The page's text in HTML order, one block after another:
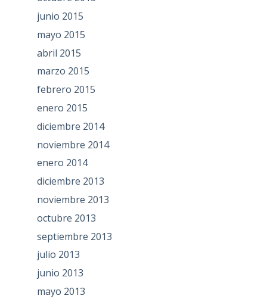
junio 2015
mayo 2015
abril 2015
marzo 2015
febrero 2015
enero 2015
diciembre 2014
noviembre 2014
enero 2014
diciembre 2013
noviembre 2013
octubre 2013
septiembre 2013
julio 2013
junio 2013
mayo 2013